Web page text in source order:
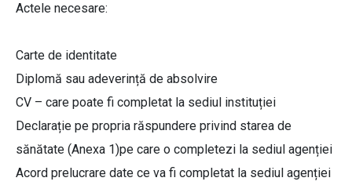
Actele necesare:
Carte de identitate
Diplomă sau adeverință de absolvire
CV – care poate fi completat la sediul instituției
Declarație pe propria răspundere privind starea de
sănătate (Anexa 1)pe care o completezi la sediul agenției
Acord prelucrare date ce va fi completat la sediul agenției